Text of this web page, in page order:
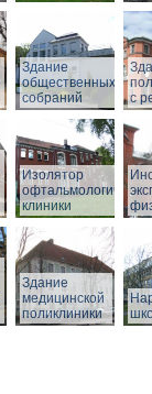
Здание
общественных
собраний
с
Изолятор
клиники
Здание
медицинской
поликлиники